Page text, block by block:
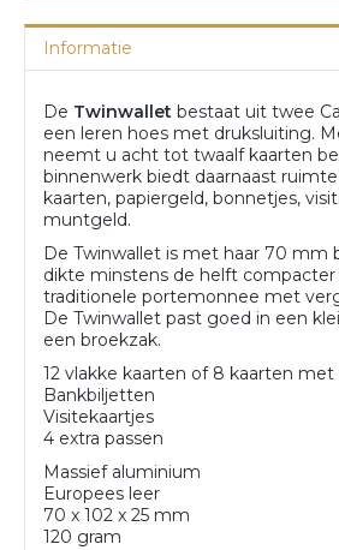
Informatie
De Twinwallet bestaat uit twee
een leren hoes met druksluiting.
neemt u acht tot twaalf kaarten
binnenwerk biedt daarnaast
kaarten, papiergeld, bonnetjes,
muntgeld.
De Twinwallet is met haar 70 mm
dikte minstens de helft compacter
traditionele portemonnee met
De Twinwallet past goed in een
een broekzak.
12 vlakke kaarten of 8 kaarten
Bankbiljetten
Visitekaartjes
4 extra passen
Massief aluminium
Europees leer
70 x 102 x 25 mm
120 gram